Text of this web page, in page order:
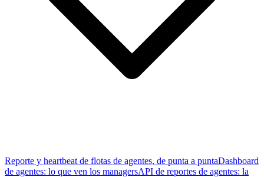
Reporte y heartbeat de flotas de agentes, de punta a puntaDashboard
de agentes: lo que ven los managersAPI de reportes de agentes: la